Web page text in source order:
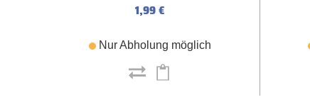
1,99 €
Nur Abholung möglich